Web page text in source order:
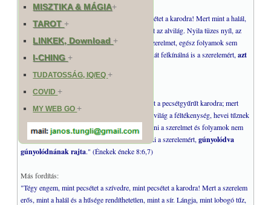
MISZTIKA & MÁGIA+
TAROT+
LINKEK, Download+
I-CHING+
TUDATOSSÁG, IQ/EQ+
COVID+
MY WEB GO+
Magyar,Szent István Társulati Biblia
"Tegyél a szívedre pecsétnek, mint valami pecsétet a karodra! Mert mint a halál,
olyan erős a szerelem, olyan a szenvedély, mint az alvilág. Nyila tüzes nyíl, az
Úrnak lángja. Tengernyi víz sem olthatja el a szerelmet, egész folyamok sem
tudnák elsodorni. Ha valaki háza egész vagyonát felkínálná is a szerelemért,azt
Magyar,zsidó fordítás
"Tégy engem minta pecsétgyűrűt szívedre, mint a pecsétgyűrűt karodra; mert
erős mint a halál a szerelem, kemény mint az alvilág a féltékenység, hevei tűznek
hevei, Istennek lángja. Sok víz nem bírja kioltani a szerelmet és folyamok nem
sodorják el; ha háza egész vagyonát adná valaki a szerelemért,gúnyolódva
gúnyolódnának rajta." (Énekek éneke 8:6,7)
Más fordítás:
"Tégy engem, mint pecsétet a szívedre, mint pecsétet a karodra! Mert a szerelem
erős, mint a halál és a hűsége rendíthetetlen, mint a sír. Lángja, mint lobogó tűz,